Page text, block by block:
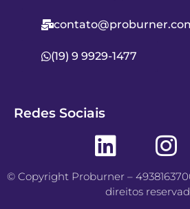
(19) 9 9929-1477
Redes Sociais
© Copyright Proburner –
direitos